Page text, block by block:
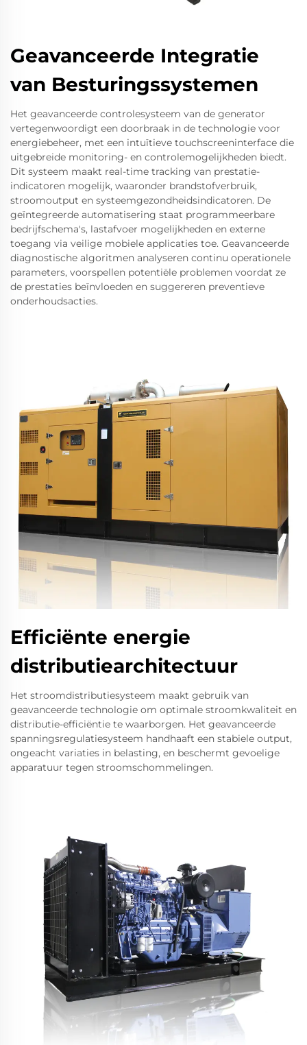
Geavanceerde Integratie
van Besturingssystemen
Het geavanceerde controlesysteem van de generator
vertegenwoordigt een doorbraak in de technologie voor
energiebeheer, met een intuïtieve touchscreeninterface die
uitgebreide monitoring- en controlemogelijkheden biedt.
Dit systeem maakt real-time tracking van prestatie-
indicatoren mogelijk, waaronder brandstofverbruik,
stroomoutput en systeemgezondheidsindicatoren. De
geïntegreerde automatisering staat programmeerbare
bedrijfschema's, lastafvoer mogelijkheden en externe
toegang via veilige mobiele applicaties toe. Geavanceerde
diagnostische algoritmen analyseren continu operationele
parameters, voorspellen potentiële problemen voordat ze
de prestaties beïnvloeden en suggereren preventieve
onderhoudsacties.
Efficiënte energie
distributiearchitectuur
Het stroomdistributiesysteem maakt gebruik van
geavanceerde technologie om optimale stroomkwaliteit en
distributie-efficiëntie te waarborgen. Het geavanceerde
spanningsregulatiesysteem handhaaft een stabiele output,
ongeacht variaties in belasting, en beschermt gevoelige
apparatuur tegen stroomschommelingen.